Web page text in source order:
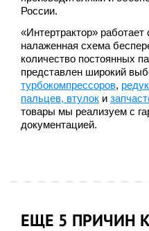
России.
«Интертрактор» работает
налаженная схема
количество постоянных
представлен широкий
турбокомпрессоров,
пальцев, втулок и
товары мы реализуем с
документацией.
ЕЩЕ 5 ПРИЧИН